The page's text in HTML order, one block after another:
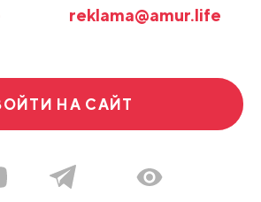
reklama@amur.life
НА САЙТ